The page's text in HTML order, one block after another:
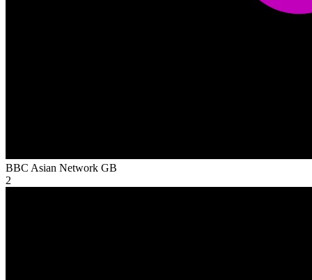
BBC Asian Network GB
2